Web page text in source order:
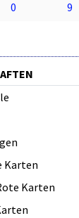
0 9
Karten
Karten